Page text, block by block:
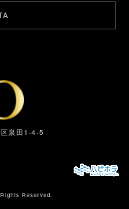
泉田1-4-5
Reserved.